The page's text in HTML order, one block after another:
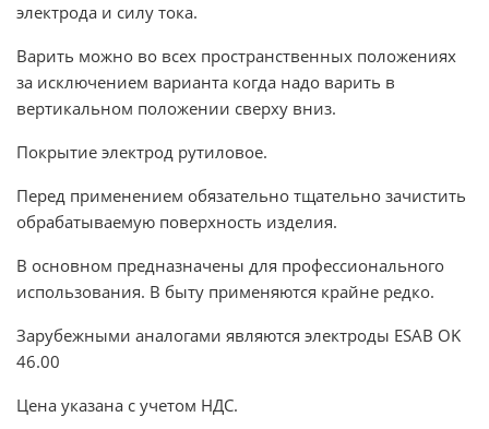
электрода и силу тока.
Варить можно во всех пространственных положениях
за исключением варианта когда надо варить в
вертикальном положении сверху вниз.
Покрытие электрод рутиловое.
Перед применением обязательно тщательно зачистить
обрабатываемую поверхность изделия.
В основном предназначены для профессионального
использования. В быту применяются крайне редко.
Зарубежными аналогами являются электроды ESAB OK
46.00
Цена указана с учетом НДС.